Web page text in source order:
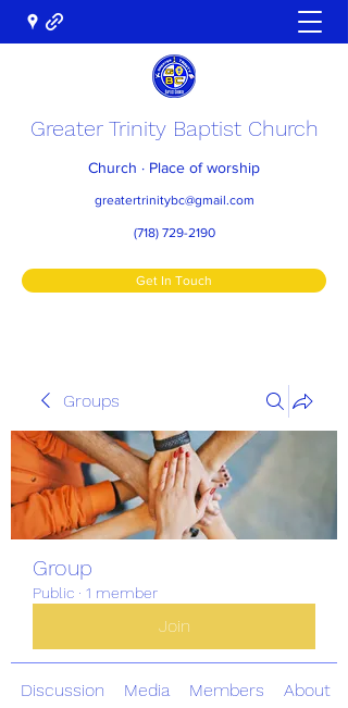
Greater Trinity Baptist Church
Church · Place of worship
greatertrinitybc@gmail.com
(718) 729-2190
Get In Touch
Groups
Group
Public · 1 member
Join
Discussion Media Members About